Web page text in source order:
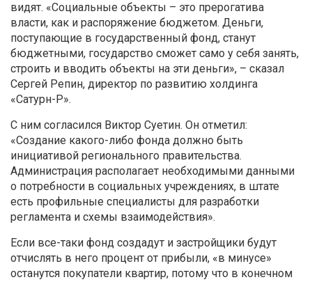
видят. «Социальные объекты – это прерогатива
власти, как и распоряжение бюджетом. Деньги,
поступающие в государственный фонд, станут
бюджетными, государство сможет само у себя занять,
строить и вводить объекты на эти деньги», – сказал
Сергей Репин, директор по развитию холдинга
«Сатурн-Р».
С ним согласился Виктор Суетин. Он отметил:
«Создание какого-либо фонда должно быть
инициативой регионального правительства.
Администрация располагает необходимыми данными
о потребности в социальных учреждениях, в штате
есть профильные специалисты для разработки
регламента и схемы взаимодействия».
Если все-таки фонд создадут и застройщики будут
отчислять в него процент от прибыли, «в минусе»
останутся покупатели квартир, потому что в конечном